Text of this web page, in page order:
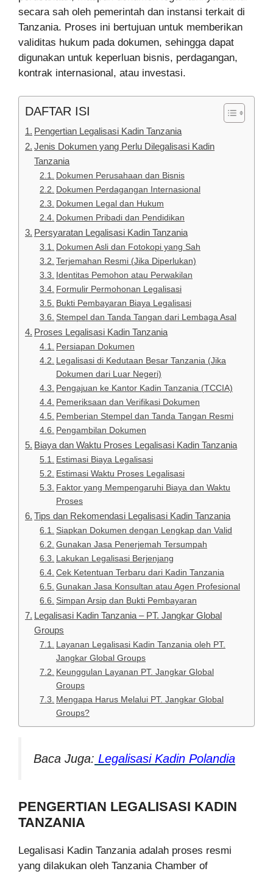
secara sah oleh pemerintah dan instansi terkait di
Tanzania. Proses ini bertujuan untuk memberikan
validitas hukum pada dokumen, sehingga dapat
digunakan untuk keperluan bisnis, perdagangan,
kontrak internasional, atau investasi.
DAFTAR ISI
Pengertian Legalisasi Kadin Tanzania
Jenis Dokumen yang Perlu Dilegalisasi Kadin
Tanzania
Dokumen Perusahaan dan Bisnis
Dokumen Perdagangan Internasional
Dokumen Legal dan Hukum
Dokumen Pribadi dan Pendidikan
Persyaratan Legalisasi Kadin Tanzania
Dokumen Asli dan Fotokopi yang Sah
Terjemahan Resmi (Jika Diperlukan)
Identitas Pemohon atau Perwakilan
Formulir Permohonan Legalisasi
Bukti Pembayaran Biaya Legalisasi
Stempel dan Tanda Tangan dari Lembaga Asal
Proses Legalisasi Kadin Tanzania
Persiapan Dokumen
Legalisasi di Kedutaan Besar Tanzania (Jika
Dokumen dari Luar Negeri)
Pengajuan ke Kantor Kadin Tanzania (TCCIA)
Pemeriksaan dan Verifikasi Dokumen
Pemberian Stempel dan Tanda Tangan Resmi
Pengambilan Dokumen
Biaya dan Waktu Proses Legalisasi Kadin Tanzania
Estimasi Biaya Legalisasi
Estimasi Waktu Proses Legalisasi
Faktor yang Mempengaruhi Biaya dan Waktu
Proses
Tips dan Rekomendasi Legalisasi Kadin Tanzania
Siapkan Dokumen dengan Lengkap dan Valid
Gunakan Jasa Penerjemah Tersumpah
Lakukan Legalisasi Berjenjang
Cek Ketentuan Terbaru dari Kadin Tanzania
Gunakan Jasa Konsultan atau Agen Profesional
Simpan Arsip dan Bukti Pembayaran
Legalisasi Kadin Tanzania – PT. Jangkar Global
Groups
Layanan Legalisasi Kadin Tanzania oleh PT.
Jangkar Global Groups
Keunggulan Layanan PT. Jangkar Global
Groups
Mengapa Harus Melalui PT. Jangkar Global
Groups?
Baca Juga: Legalisasi Kadin Polandia
PENGERTIAN LEGALISASI KADIN
TANZANIA
Legalisasi Kadin Tanzania adalah proses resmi
yang dilakukan oleh Tanzania Chamber of